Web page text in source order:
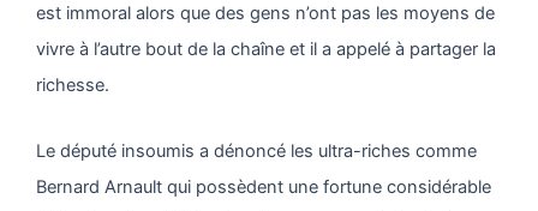
est immoral alors que des gens n’ont pas les moyens de
vivre à l’autre bout de la chaîne et il a appelé à partager la
richesse.
Le député insoumis a dénoncé les ultra-riches comme
Bernard Arnault qui possèdent une fortune considérable